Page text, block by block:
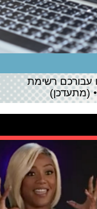
עבורכם רשימת
(מתעדכן)